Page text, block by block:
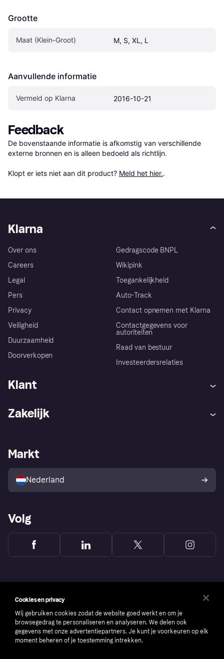
Grootte
Maat (Klein-Groot) M, S, XL, L
Aanvullende informatie
Vermeld op Klarna 2016-10-21
Feedback
De bovenstaande informatie is afkomstig van verschillende
externe bronnen en is alleen bedoeld als richtlijn.
Klopt er iets niet aan dit product? Meld het hier..
Klarna
Over ons
Careers
Legal
Pers
Privacy
Veiligheid
Duurzaamheid
Doorverkopen
Gedragscode BNPL
Wikipink
Toegankelijkheid
Auto-Track
Contact opnemen met Klarna
Contactgegevens voor
autoriteiten
Raad van bestuur
Investeerdersrelaties
Klant
Winkeloverzicht
Kopersbescherming voor
consumenten
Zakelijk
Zakelijke login
Markt
Nederland
Volg
Cookies en privacy
Wij gebruiken cookies zodat de website goed werkt en om je
browsegedrag te personaliseren en analyseren. We delen ook
gegevens met onze advertentiepartners. Je kunt je voorkeuren op elk
moment beheren of je toestemming intrekken.